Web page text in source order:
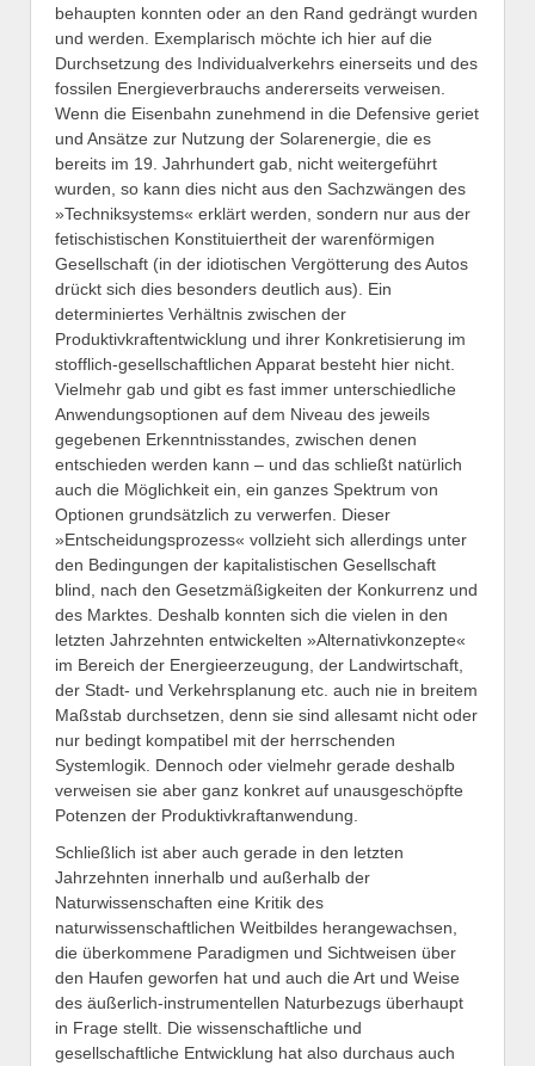
behaupten konnten oder an den Rand gedrängt wurden
und werden. Exemplarisch möchte ich hier auf die
Durchsetzung des Individualverkehrs einerseits und des
fossilen Energieverbrauchs andererseits verweisen.
Wenn die Eisenbahn zunehmend in die Defensive geriet
und Ansätze zur Nutzung der Solarenergie, die es
bereits im 19. Jahrhundert gab, nicht weitergeführt
wurden, so kann dies nicht aus den Sachzwängen des
»Techniksystems« erklärt werden, sondern nur aus der
fetischistischen Konstituiertheit der warenförmigen
Gesellschaft (in der idiotischen Vergötterung des Autos
drückt sich dies besonders deutlich aus). Ein
determiniertes Verhältnis zwischen der
Produktivkraftentwicklung und ihrer Konkretisierung im
stofflich-gesellschaftlichen Apparat besteht hier nicht.
Vielmehr gab und gibt es fast immer unterschiedliche
Anwendungsoptionen auf dem Niveau des jeweils
gegebenen Erkenntnisstandes, zwischen denen
entschieden werden kann – und das schließt natürlich
auch die Möglichkeit ein, ein ganzes Spektrum von
Optionen grundsätzlich zu verwerfen. Dieser
»Entscheidungsprozess« vollzieht sich allerdings unter
den Bedingungen der kapitalistischen Gesellschaft
blind, nach den Gesetzmäßigkeiten der Konkurrenz und
des Marktes. Deshalb konnten sich die vielen in den
letzten Jahrzehnten entwickelten »Alternativkonzepte«
im Bereich der Energieerzeugung, der Landwirtschaft,
der Stadt- und Verkehrsplanung etc. auch nie in breitem
Maßstab durchsetzen, denn sie sind allesamt nicht oder
nur bedingt kompatibel mit der herrschenden
Systemlogik. Dennoch oder vielmehr gerade deshalb
verweisen sie aber ganz konkret auf unausgeschöpfte
Potenzen der Produktivkraftanwendung.
Schließlich ist aber auch gerade in den letzten
Jahrzehnten innerhalb und außerhalb der
Naturwissenschaften eine Kritik des
naturwissenschaftlichen Weitbildes herangewachsen,
die überkommene Paradigmen und Sichtweisen über
den Haufen geworfen hat und auch die Art und Weise
des äußerlich-instrumentellen Naturbezugs überhaupt
in Frage stellt. Die wissenschaftliche und
gesellschaftliche Entwicklung hat also durchaus auch